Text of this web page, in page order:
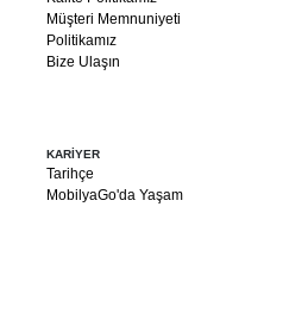
Müşteri Memnuniyeti
Politikamız
Bize Ulaşın
KARİYER
Tarihçe
MobilyaGo'da Yaşam